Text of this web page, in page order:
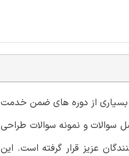
از دوره های ضمن خدمت
سوالات و نمونه سوالات طراحی
عزیز قرار گرفته است. این